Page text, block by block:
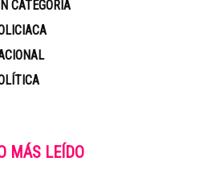
CATEGORÍA
MÁS LEÍDO